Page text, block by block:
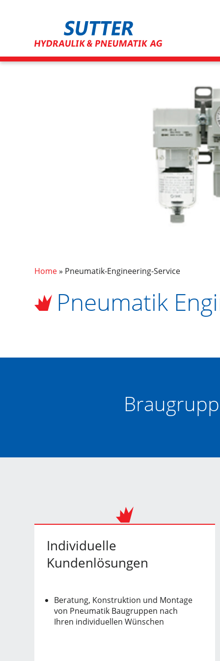
Pfadnavigation
Home Pneumatik-Engineering-Service
Pneumatik
Individuelle
Kundenlösungen
Beratung, Konstruktion und Montage
von Pneumatik Baugruppen nach
Ihren individuellen Wünschen